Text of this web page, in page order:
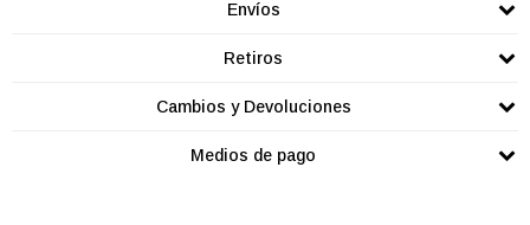
Envíos
Retiros
Cambios y Devoluciones
Medios de pago